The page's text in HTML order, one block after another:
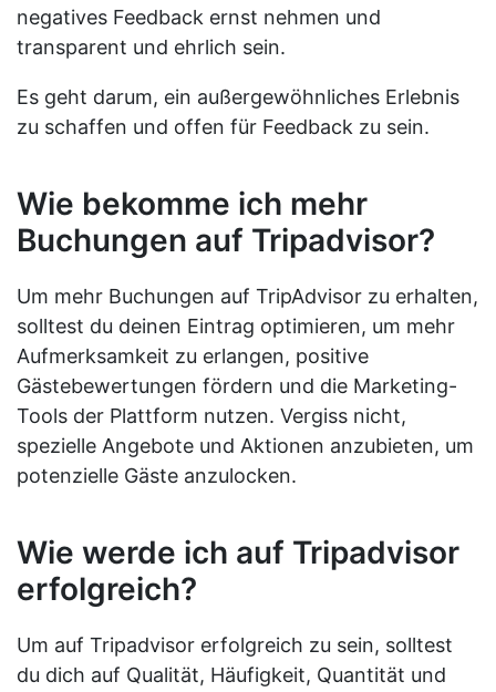
negatives Feedback ernst nehmen und
transparent und ehrlich sein.
Es geht darum, ein außergewöhnliches Erlebnis
zu schaffen und offen für Feedback zu sein.
Wie bekomme ich mehr
Buchungen auf Tripadvisor?
Um mehr Buchungen auf TripAdvisor zu erhalten,
solltest du deinen Eintrag optimieren, um mehr
Aufmerksamkeit zu erlangen, positive
Gästebewertungen fördern und die Marketing-
Tools der Plattform nutzen. Vergiss nicht,
spezielle Angebote und Aktionen anzubieten, um
potenzielle Gäste anzulocken.
Wie werde ich auf Tripadvisor
erfolgreich?
Um auf Tripadvisor erfolgreich zu sein, solltest
du dich auf Qualität, Häufigkeit, Quantität und